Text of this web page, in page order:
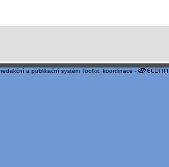
redakční a publikační systém Toolkit , koordinace -